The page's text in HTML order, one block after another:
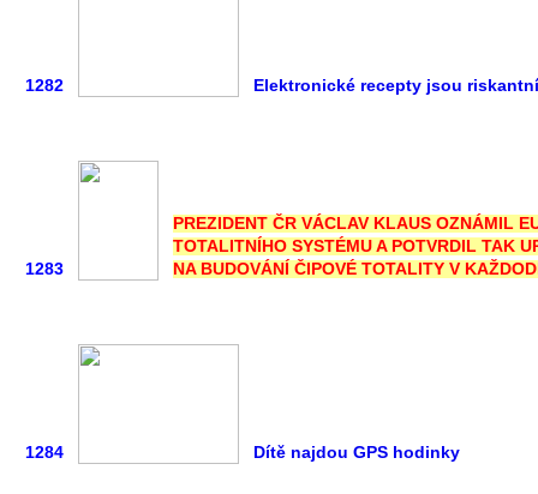
1282 Elektronické recepty jsou
1283
PREZIDENT ČR VÁCLAV KLAUS OZNÁMIL
TOTALITNÍHO SYSTÉMU A POTVRDIL TAK
NA BUDOVÁNÍ ČIPOVÉ TOTALITY V
1284 Dítě najdou GPS hodinky